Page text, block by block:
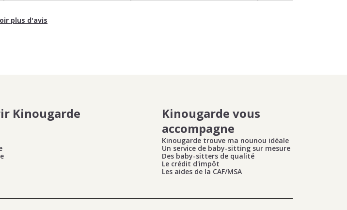
plus d'avis
Kinougarde
Kinougarde vous
accompagne
Kinougarde trouve ma nounou idéale
Un service de baby-sitting sur mesure
Des baby-sitters de qualité
Le crédit d'impôt
Les aides de la CAF/MSA